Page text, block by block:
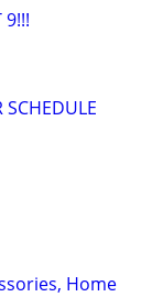
9!!!
SCHEDULE
Home